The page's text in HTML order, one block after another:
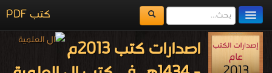
كتب PDF
مكتبة الكتب
المكتبات
اصدارات كتب 2013م